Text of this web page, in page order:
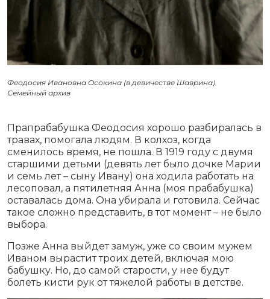
Феодосия Ивановна Осокина (в девичестве Шаврина).
Семейный архив
Прапрабабушка Феодосия хорошо разбиралась в
травах, помогала людям. В колхоз, когда
сменилось время, не пошла. В 1919 году с двумя
старшими детьми (девять лет было дочке Марии
и семь лет – сыну Ивану) она ходила работать на
лесоповал, а пятилетняя Анна (моя прабабушка)
оставалась дома. Она убирала и готовила. Сейчас
такое сложно представить, в тот момент – не было
выбора.
Позже Анна выйдет замуж, уже со своим мужем
Иваном вырастит троих детей, включая мою
бабушку. Но, до самой старости, у нее будут
болеть кисти рук от тяжелой работы в детстве.